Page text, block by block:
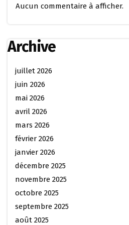
Aucun commentaire à afficher.
Archive
juillet 2026
juin 2026
mai 2026
avril 2026
mars 2026
février 2026
janvier 2026
décembre 2025
novembre 2025
octobre 2025
septembre 2025
août 2025